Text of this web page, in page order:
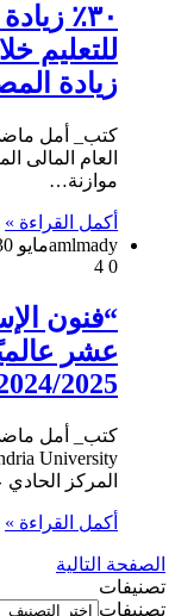
للتعليم
زيادة
كتب_ أمل ماضي
موازنة…
أكمل القراءة »
amlmadyمايو 30, 2026
0
“فنون
2025
كتب_ أمل
المركز
أكمل القراءة »
الصفحة التالية
تصنيفات
تصنيفات